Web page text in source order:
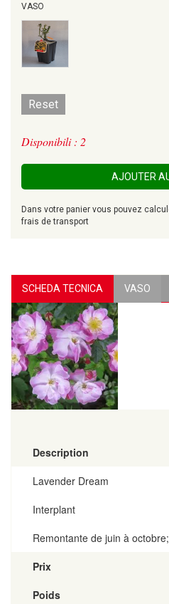
VASO
Reset
Disponibili : 2
AJOUTER
Dans votre panier vous pouvez
frais de transport
SCHEDA TECNICA VASO
Description
Lavender Dream
Interplant
Remontante de juin à
Prix
Poids